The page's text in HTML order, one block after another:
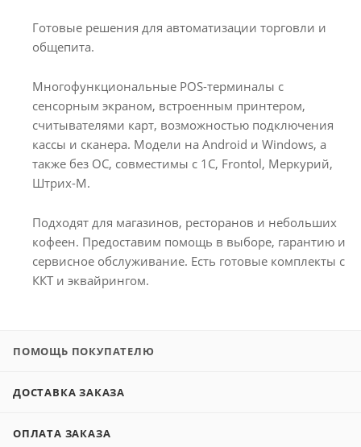
Готовые решения для автоматизации торговли и
общепита.
Многофункциональные POS-терминалы с
сенсорным экраном, встроенным принтером,
считывателями карт, возможностью подключения
кассы и сканера. Модели на Android и Windows, а
также без ОС, совместимы с 1С, Frontol, Меркурий,
Штрих-М.
Подходят для магазинов, ресторанов и небольших
кофеен. Предоставим помощь в выборе, гарантию и
сервисное обслуживание. Есть готовые комплекты с
ККТ и эквайрингом.
ПОМОЩЬ ПОКУПАТЕЛЮ
ДОСТАВКА ЗАКАЗА
ОПЛАТА ЗАКАЗА